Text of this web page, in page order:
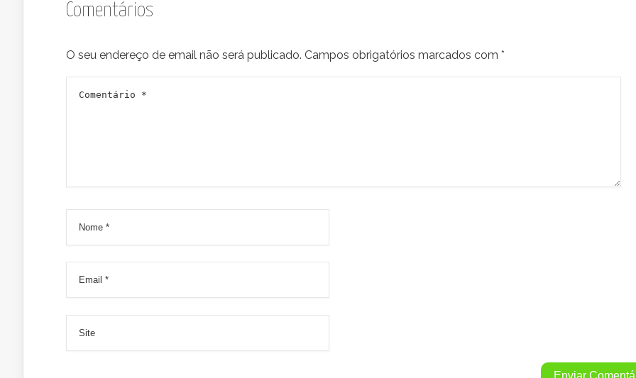
Comentários
O seu endereço de email não será publicado. Campos obrigatórios marcados com *